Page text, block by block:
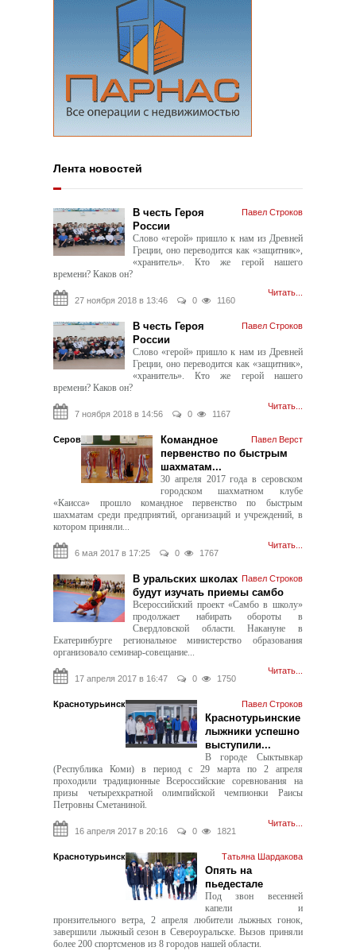
Лента новостей
Павел Строков
В честь Героя
России
Слово «герой» пришло к нам из Древней
Греции, оно переводится как «защитник»,
«хранитель». Кто же герой нашего
времени? Каков он?
27 ноября 2018 в 13:46 0 1160
Читать...
Павел Строков
В честь Героя
России
Слово «герой» пришло к нам из Древней
Греции, оно переводится как «защитник»,
«хранитель». Кто же герой нашего
времени? Каков он?
7 ноября 2018 в 14:56 0 1167
Читать...
Серов Павел Верст
Командное
первенство по быстрым
шахматам...
30 апреля 2017 года в серовском
городском шахматном клубе
«Каисса» прошло командное первенство по быстрым
шахматам среди предприятий, организаций и учреждений, в
котором приняли...
6 мая 2017 в 17:25 0 1767
Читать...
Павел Строков
В уральских школах
будут изучать приемы самбо
Всероссийский проект «Самбо в школу»
продолжает набирать обороты в
Свердловской области. Накануне в
Екатеринбурге региональное министерство образования
организовало семинар-совещание...
17 апреля 2017 в 16:47 0 1750
Читать...
Краснотурьинск Павел Строков
Краснотурьинские
лыжники успешно
выступили...
В городе Сыктывкар
(Республика Коми) в период с 29 марта по 2 апреля
проходили традиционные Всероссийские соревнования на
призы четырехкратной олимпийской чемпионки Раисы
Петровны Сметаниной.
16 апреля 2017 в 20:16 0 1821
Читать...
Краснотурьинск Татьяна Шардакова
Опять на
пьедестале
Под звон весенней
капели и
пронзительного ветра, 2 апреля любители лыжных гонок,
завершили лыжный сезон в Североуральске. Вызов приняли
более 200 спортсменов из 8 городов нашей области.